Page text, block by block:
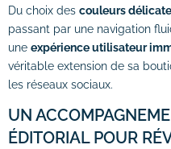
Du choix des couleurs
passant par une navigation
une expérience utilisateur
véritable extension de sa
les réseaux sociaux.
UN
ÉDITORIAL POUR